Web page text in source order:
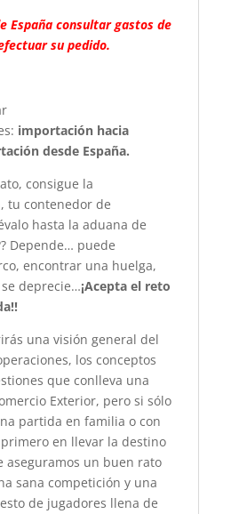
España consultar gastos de
su pedido.
importación hacia
desde España.
consigue la
tu contenedor de
hasta la aduana de
Depende… puede
encontrar una huelga,
deprecie…¡Acepta el reto
una visión general del
los conceptos
que conlleva una
Exterior, pero si sólo
partida en familia o con
en llevar la destino
aseguramos un buen rato
sana competición y una
de jugadores llena de